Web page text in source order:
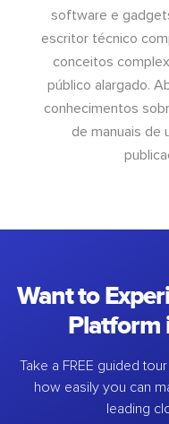
software e
escritor técnico
conceitos
público alargado.
conhecimentos
de manuais de
Want to
Platform
Take a FREE guided
how easily you can
leading